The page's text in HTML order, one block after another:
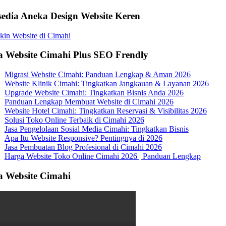
Aneka Design Website Keren
Website Cimahi Plus SEO Frendly
Migrasi Website Cimahi: Panduan Lengkap & Aman 2026
Website Klinik Cimahi: Tingkatkan Jangkauan & Layanan 2026
Upgrade Website Cimahi: Tingkatkan Bisnis Anda 2026
Panduan Lengkap Membuat Website di Cimahi 2026
Website Hotel Cimahi: Tingkatkan Reservasi & Visibilitas 2026
Solusi Toko Online Terbaik di Cimahi 2026
Jasa Pengelolaan Sosial Media Cimahi: Tingkatkan Bisnis
Apa Itu Website Responsive? Pentingnya di 2026
Jasa Pembuatan Blog Profesional di Cimahi 2026
Harga Website Toko Online Cimahi 2026 | Panduan Lengkap
Website Cimahi